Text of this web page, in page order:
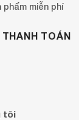
phẩm miễn phí
TOÁN
tôi